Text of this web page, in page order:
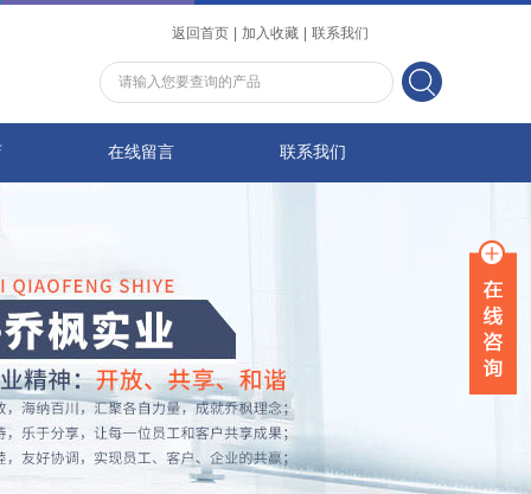
返回首页 加入收藏 联系我们
在线留言 联系我们